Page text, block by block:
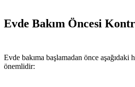
Evde Bakım Öncesi
Evde bakıma başlamadan önce aşağıdaki
önemlidir: